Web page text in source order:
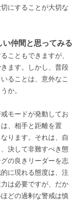
にすることが大切な
仲間と思ってみる
こともできますが、
ます。しかし、普段
ることは、意外なこ
か。
モードが発動してお
、相手と距離を置
ります。それは、自
決して非難すべき態
の良きリーダーを志
に現れる態度は、注
は必要ですが、だか
どの過剰な警戒は慎